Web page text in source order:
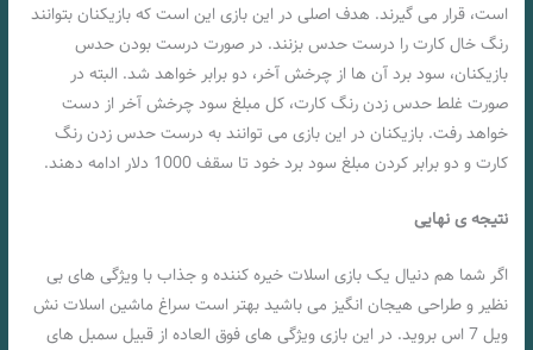
است، قرار می گیرند. هدف اصلی در این بازی این است که بازیکنان بتوانند
رنگ خال کارت را درست حدس بزنند. در صورت درست بودن حدس
بازیکنان، سود برد آن ها از چرخش آخر، دو برابر خواهد شد. البته در
صورت غلط حدس زدن رنگ کارت، کل مبلغ سود چرخش آخر از دست
خواهد رفت. بازیکنان در این بازی می توانند به درست حدس زدن رنگ
کارت و دو برابر کردن مبلغ سود برد خود تا سقف 1000 دلار ادامه دهند.
نتیجه ی نهایی
اگر شما هم دنیال یک بازی اسلات خیره کننده و جذاب با ویژگی های بی
نظیر و طراحی هیجان انگیز می باشید بهتر است سراغ ماشین اسلات نش
ویل 7 اس بروید. در این بازی ویژگی های فوق العاده از قبیل سمبل های